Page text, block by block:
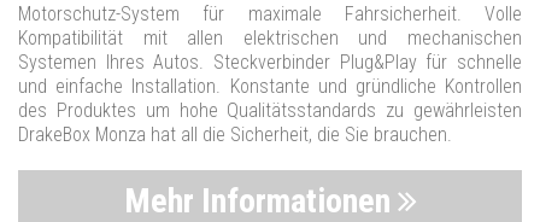
Motorschutz-System für maximale Fahrsicherheit. Volle
Kompatibilität mit allen elektrischen und mechanischen
Systemen Ihres Autos. Steckverbinder Plug&Play für schnelle
und einfache Installation. Konstante und gründliche Kontrollen
des Produktes um hohe Qualitätsstandards zu gewährleisten
DrakeBox Monza hat all die Sicherheit, die Sie brauchen.
Mehr Informationen